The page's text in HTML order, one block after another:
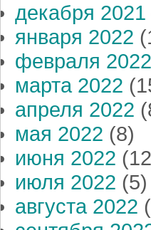
декабря 2021
января 2022
февраля 2022
марта 2022
апреля 2022
мая 2022 (8)
июня 2022
июля 2022 (5)
августа 2022